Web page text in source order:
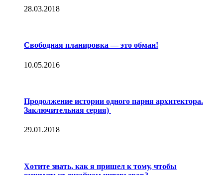
28.03.2018
Свободная планировка — это обман!
10.05.2016
Продолжение истории одного парня архитектора.
Заключительная серия)
29.01.2018
Хотите знать, как я пришел к тому, чтобы